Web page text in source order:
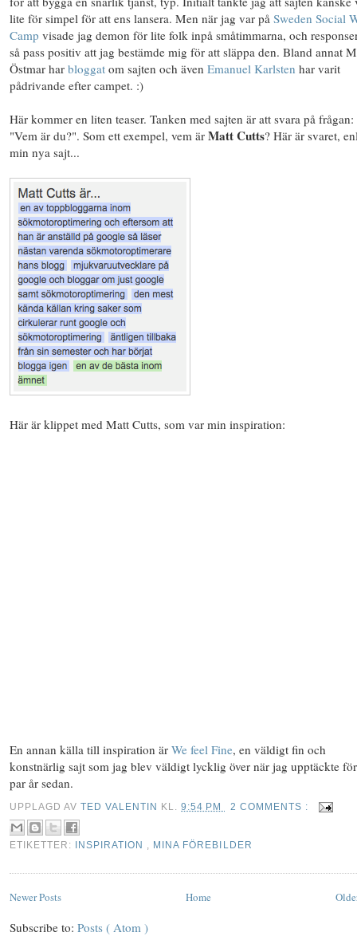
lite för simpel för att ens lansera. Men när jag var på Sweden Social
Camp visade jag demon för lite folk inpå småtimmarna, och
så pass positiv att jag bestämde mig för att släppa den. Bland annat
Östmar har bloggat om sajten och även Emanuel Karlsten har varit
pådrivande efter campet. :)
Här kommer en liten teaser. Tanken med sajten är att svara på frågan:
"Vem är du?". Som ett exempel, vem är Matt Cutts? Här är svaret,
min nya sajt...
Här är klippet med Matt Cutts, som var min inspiration:
En annan källa till inspiration är We feel Fine, en väldigt fin och
konstnärlig sajt som jag blev väldigt lycklig över när jag upptäckte
par år sedan.
UPPLAGD AVTED VALENTIN KL.9:54 PM 2 COMMENTS :
ETIKETTER: INSPIRATION , MINA FÖREBILDER
Newer Posts Home
Subscribe to: Posts ( Atom )